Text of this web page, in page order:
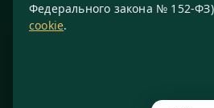
Благодарности
Федерального закона № 152-
cookie.